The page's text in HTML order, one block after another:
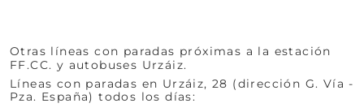
Otras líneas con paradas próximas a la estación
FF.CC. y autobuses Urzáiz.
Líneas con paradas en Urzáiz, 28 (dirección G. Vía -
Pza. España) todos los días: